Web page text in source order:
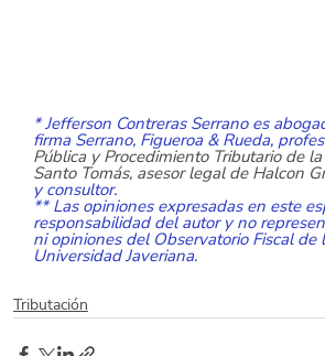
* Jefferson Contreras Serrano es
firma Serrano, Figueroa & Rueda,
Pública y Procedimiento Tributario de
Santo Tomás, asesor legal de Halcon
y consultor.
** Las opiniones expresadas en este
responsabilidad del autor y no
ni opiniones del Observatorio Fiscal de
Universidad Javeriana.
Tributación